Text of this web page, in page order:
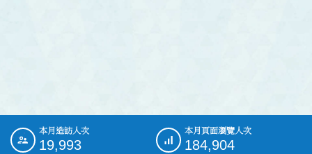
::: 本月造訪人次
19,993
本月頁面瀏覽人次
184,904